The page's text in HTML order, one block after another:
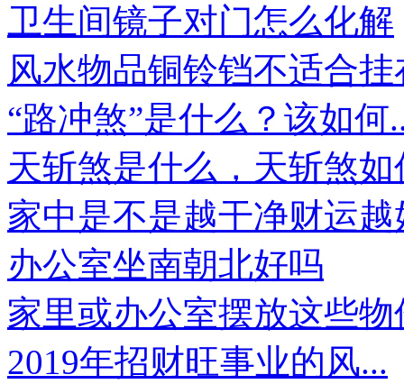
卫生间镜子对门怎么化解
风水物品铜铃铛不适合挂
“路冲煞”是什么？该如何
天斩煞是什么，天斩煞如
家中是不是越干净财运越
办公室坐南朝北好吗
家里或办公室摆放这些物
2019年招财旺事业的风...